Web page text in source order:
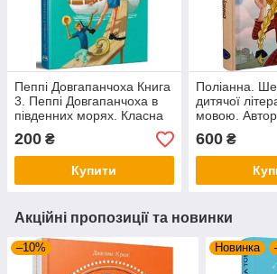
Пеппі Довгапанчоха Книга
3. Пеппі Довгапанчоха в
південних морях. Класна
класика. Автор Астрід
Ліндґрен
200 ₴
Купити
Поліанна.
дитячої
мовою.
Портер
600₴
Акційні пропозиції та новинки
–10% Новинка